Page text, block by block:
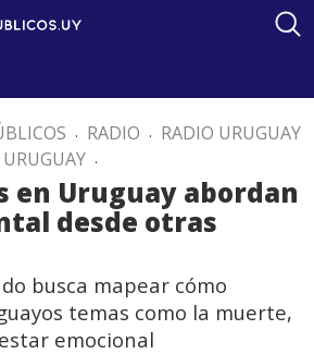
. RADIO . RADIO URUGUAY
.
en Uruguay abordan
desde otras
busca mapear cómo
temas como la muerte,
emocional